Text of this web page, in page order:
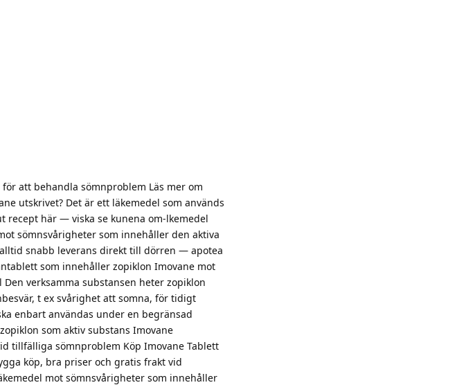
att behandla sömnproblem Läs mer om
utskrivet? Det är ett läkemedel som används
recept här — viska se kunena om-lkemedel
sömnsvårigheter som innehåller den aktiva
snabb leverans direkt till dörren — apotea
som innehåller zopiklon Imovane mot
verksamma substansen heter zopiklon
t ex svårighet att somna, för tidigt
enbart användas under en begränsad
som aktiv substans Imovane
tillfälliga sömnproblem Köp Imovane Tablett
köp, bra priser och gratis frakt vid
mot sömnsvårigheter som innehåller